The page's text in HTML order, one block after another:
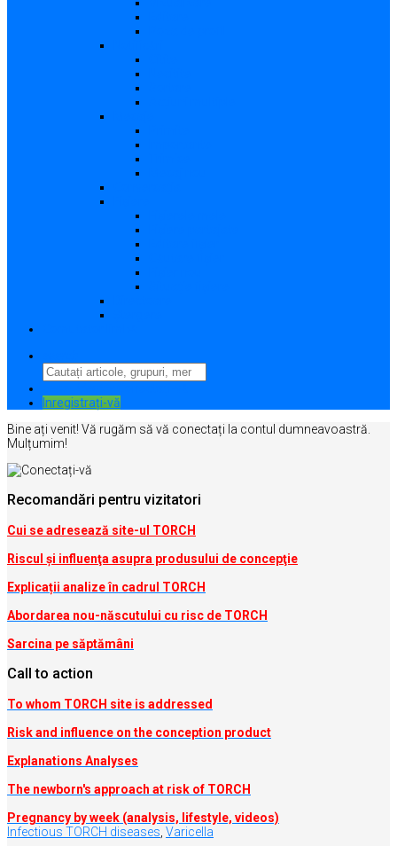
Inregistrați-vă
Bine ați venit! Vă rugăm să vă conectați la contul dumneavoastră.
Mulțumim!
Recomandări pentru vizitatori
Cui se adresează site-ul TORCH
Riscul şi influenţa asupra produsului de concepţie
Explicații analize în cadrul TORCH
Abordarea nou-născutului cu risc de TORCH
Sarcina pe săptămâni
Call to action
To whom TORCH site is addressed
Risk and influence on the conception product
Explanations Analyses
The newborn's approach at risk of TORCH
Pregnancy by week (analysis, lifestyle, videos)
Infectious TORCH diseases Varicella